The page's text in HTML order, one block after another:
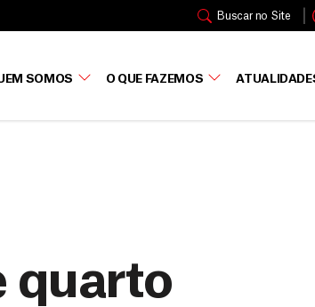
Buscar no Site
SOMOS O QUE FAZEMOS
quarto